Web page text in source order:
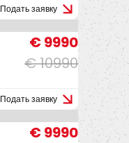
Подать заявку
€ 10990
€ 9990
Подать заявку
€ 9990